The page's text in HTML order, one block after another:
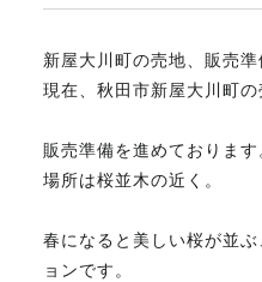
不動産のお悩み解決
マスターおすすめ物件
会社概要
新屋大川町の売地、販売
現在、秋田市新屋大川町
販売準備を進めております
場所は桜並木の近く。
春になると美しい桜が並
ョンです。